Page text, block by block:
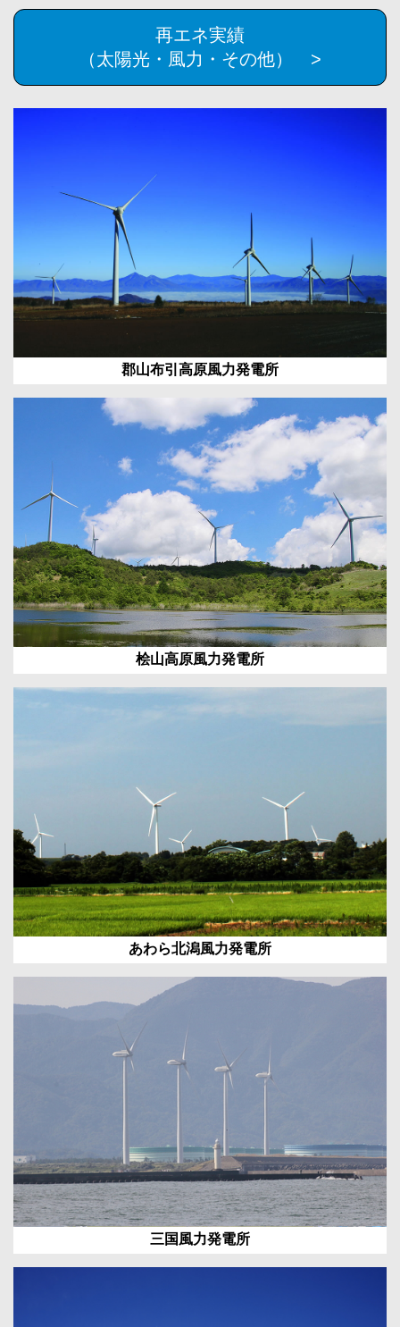
再エネ実績
（太陽光・風力・その他） >
郡山布引高原風力発電所
桧山高原風力発電所
あわら北潟風力発電所
三国風力発電所